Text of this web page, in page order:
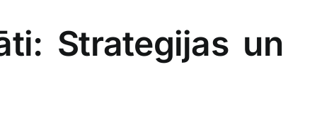
Strategijas un